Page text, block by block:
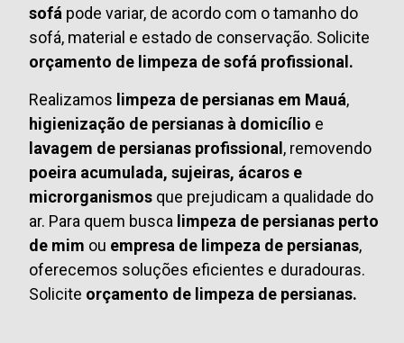
sofá pode variar, de acordo com o tamanho do
sofá, material e estado de conservação. Solicite
orçamento de limpeza de sofá profissional.
Realizamos limpeza de persianas em Mauá,
higienização de persianas à domicílio e
lavagem de persianas profissional, removendo
poeira acumulada, sujeiras, ácaros e
microrganismos que prejudicam a qualidade do
ar. Para quem busca limpeza de persianas perto
de mim ou empresa de limpeza de persianas,
oferecemos soluções eficientes e duradouras.
Solicite orçamento de limpeza de persianas.